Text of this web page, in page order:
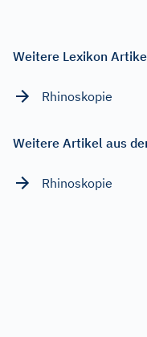
Weitere Lexikon
Rhinoskopie
Weitere Artikel aus
Rhinoskopie